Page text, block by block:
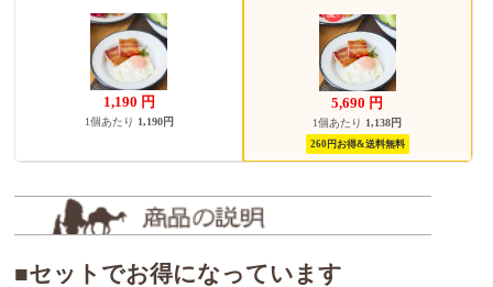
1,190 円
1個あたり 1,190円
5,690 円
1個あたり 1,138円
260円お得&送料無料
■セットでお得になっています